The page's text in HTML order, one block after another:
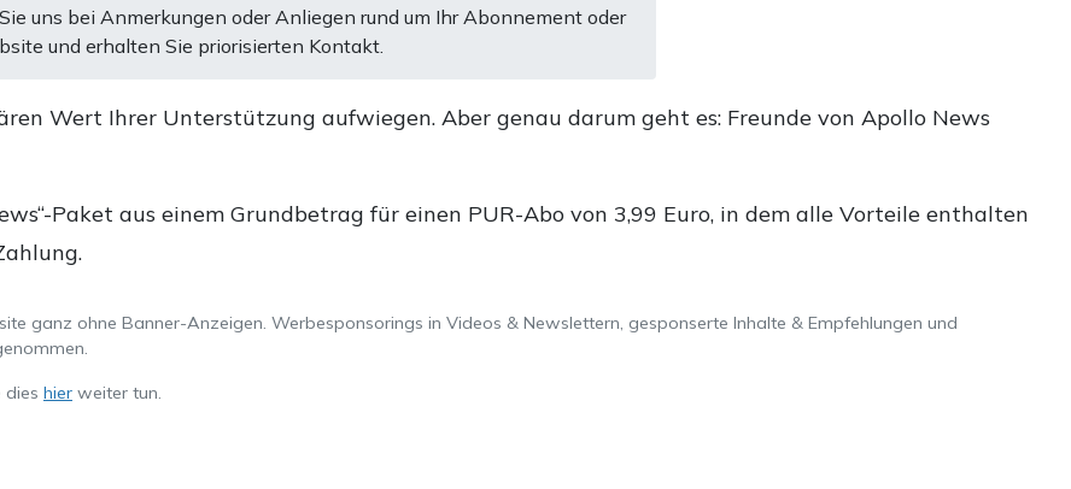
uns bei Anmerkungen oder Anliegen rund um Ihr Abonnement oder
und erhalten Sie priorisierten Kontakt.
Wert Ihrer Unterstützung aufwiegen. Aber genau darum geht es: Freunde von Apollo News
Paket aus einem Grundbetrag für einen PUR-Abo von 3,99 Euro, in dem alle Vorteile enthalten
ganz ohne Banner-Anzeigen. Werbesponsorings in Videos & Newslettern, gesponserte Inhalte & Empfehlungen und
dies hier weiter tun.